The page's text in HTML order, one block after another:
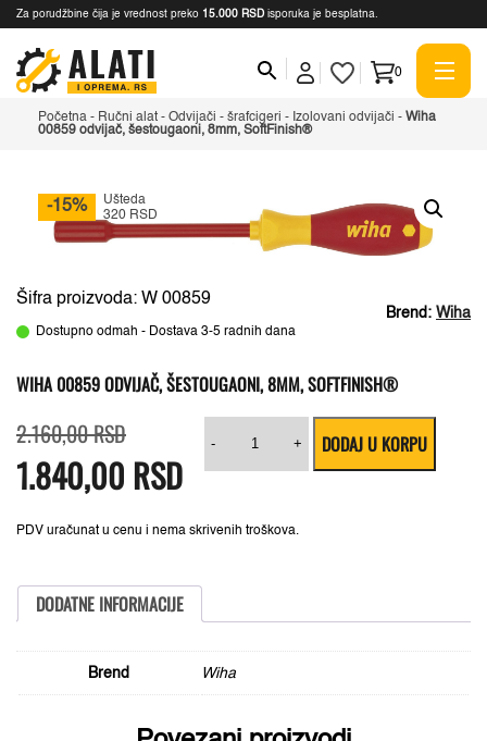
Za porudžbine čija je vrednost preko 15.000 RSD isporuka je besplatna.
0
Početna - Ručni alat - Odvijači - šrafcigeri - Izolovani odvijači - Wiha
00859 odvijač, šestougaoni, 8mm, SoftFinish®
-15%
Ušteda
320 RSD
Brend: Wiha
Šifra proizvoda: W 00859
Dostupno odmah - Dostava 3-5 radnih dana
WIHA 00859 ODVIJAČ, ŠESTOUGAONI, 8MM, SOFTFINISH®
2.160,00RSDcena
je
bila:
2.160,00 RSD.
1.840,00 RSD
cena
je:
1.840,00 RSD.
PDV uračunat u cenu i nema skrivenih troškova.
-
00859
šestougaoni,
količina
+ DODAJ U KORPU
DODATNE INFORMACIJE
Brend Wiha